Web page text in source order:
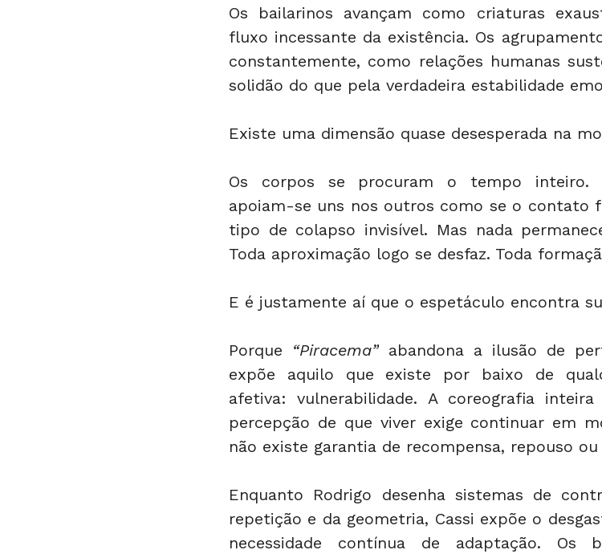
Os bailarinos avançam como criaturas
fluxo incessante da existência. Os
constantemente, como relações humanas
solidão do que pela verdadeira estabilidade
Existe uma dimensão quase desesperada na
Os corpos se procuram o tempo inteiro.
apoiam-se uns nos outros como se o contato
tipo de colapso invisível. Mas nada
Toda aproximação logo se desfaz. Toda
E é justamente aí que o espetáculo encontra
Porque “Piracema” abandona a ilusão de
expõe aquilo que existe por baixo de
afetiva: vulnerabilidade. A coreografia
percepção de que viver exige continuar em
não existe garantia de recompensa, repouso
Enquanto Rodrigo desenha sistemas de
repetição e da geometria, Cassi expõe o
necessidade contínua de adaptação. Os